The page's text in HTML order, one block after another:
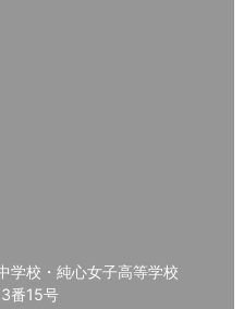
校・純心女子高等学校
番15号